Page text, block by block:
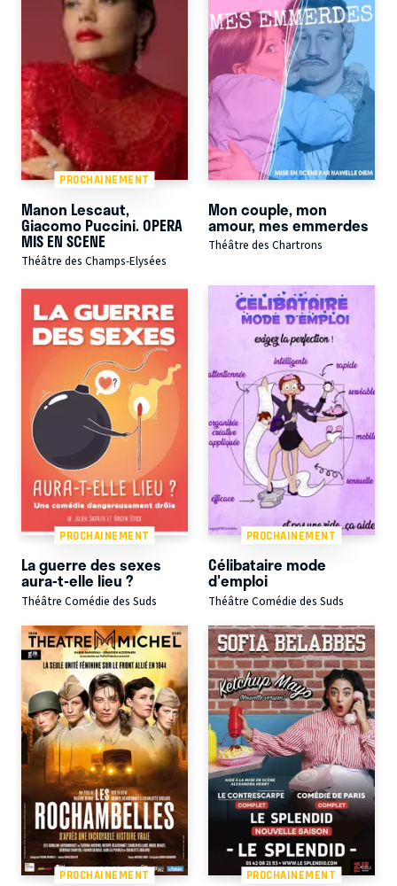
PROCHAINEMENT
Manon Lescaut,
Giacomo Puccini. OPERA
MIS EN SCENE
Théâtre des Champs-Elysées
Mon couple, mon
amour, mes emmerdes
Théâtre des Chartrons
PROCHAINEMENT
La guerre des sexes
aura-t-elle lieu ?
Théâtre Comédie des Suds
PROCHAINEMENT
Célibataire mode
d'emploi
Théâtre Comédie des Suds
PROCHAINEMENT PROCHAINEMENT